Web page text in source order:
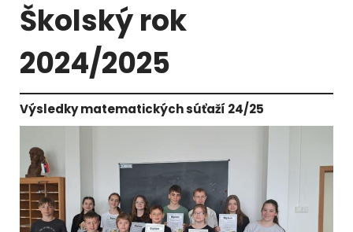
Školský rok
2024/2025
Výsledky matematických súťaží 24/25